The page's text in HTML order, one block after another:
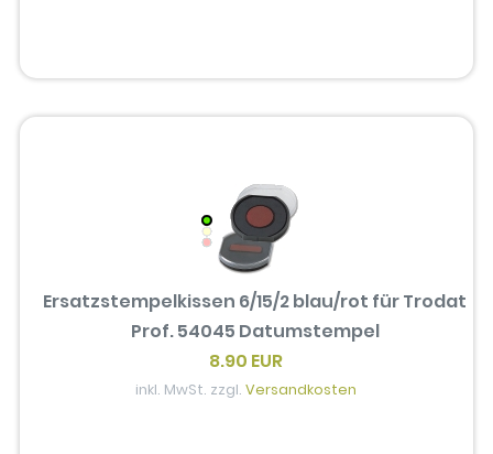
Ersatzstempelkissen 6/15/2 blau/rot für Trodat
Prof. 54045 Datumstempel
8.90 EUR
inkl. MwSt. zzgl.Versandkosten